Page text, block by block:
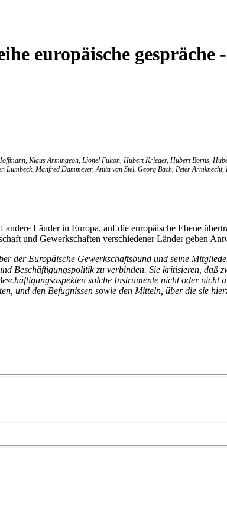
europäische gespräche
Klaus Armingeon, Lionel Fulton, Hubert Krieger, Hubert Borns,
Manfred Dammeyer, Anita van Stel, Georg Bach, Peter
Länder in Europa, auf die europäische Ebene
und Gewerkschaften verschiedener Länder geben
der Europäische Gewerkschaftsbund und seine
Beschäftigungspolitik zu verbinden. Sie kritisieren, daß
solche Instrumente nicht oder nicht
und den Befugnissen sowie den Mitteln, über die sie